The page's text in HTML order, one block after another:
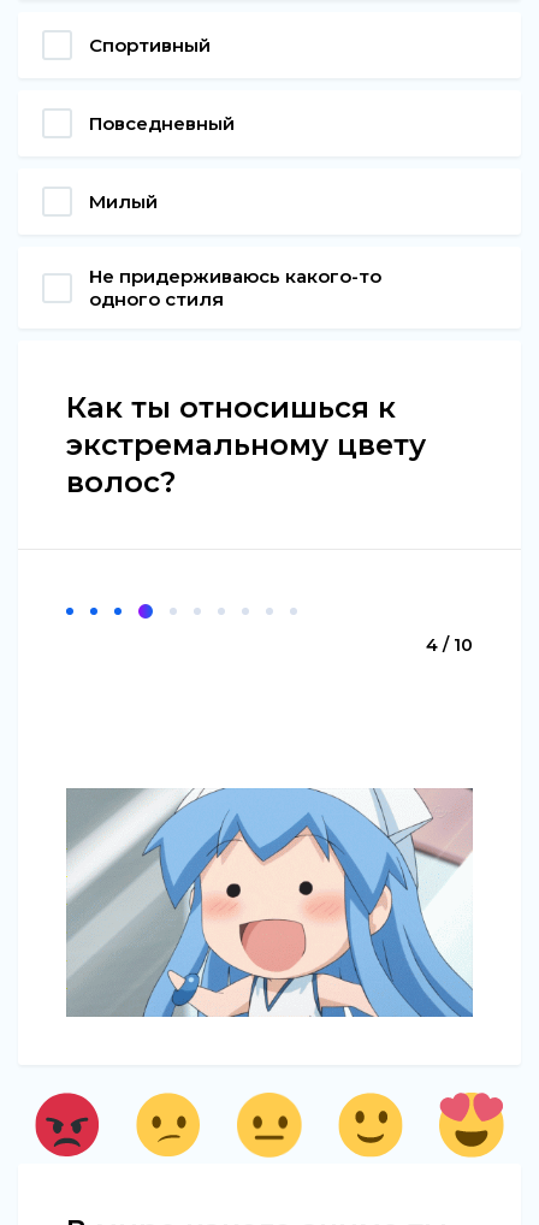
Спортивный
Повседневный
Милый
Не придерживаюсь какого-то
одного стиля
Как ты относишься к
экстремальному цвету
волос?
4 / 10